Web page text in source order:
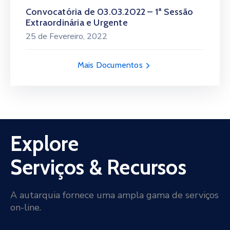
Convocatória de 03.03.2022 – 1ª Sessão
Extraordinária e Urgente
25 de Fevereiro, 2022
Mais Documentos
Explore
Serviços & Recursos
A autarquia fornece uma ampla gama de serviços
on-line.